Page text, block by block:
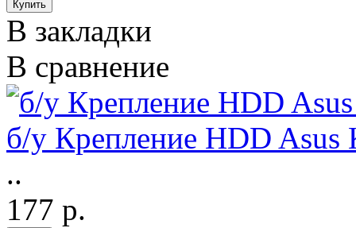
В закладки
В сравнение
б/у Крепление HDD Asus
..
177 р.